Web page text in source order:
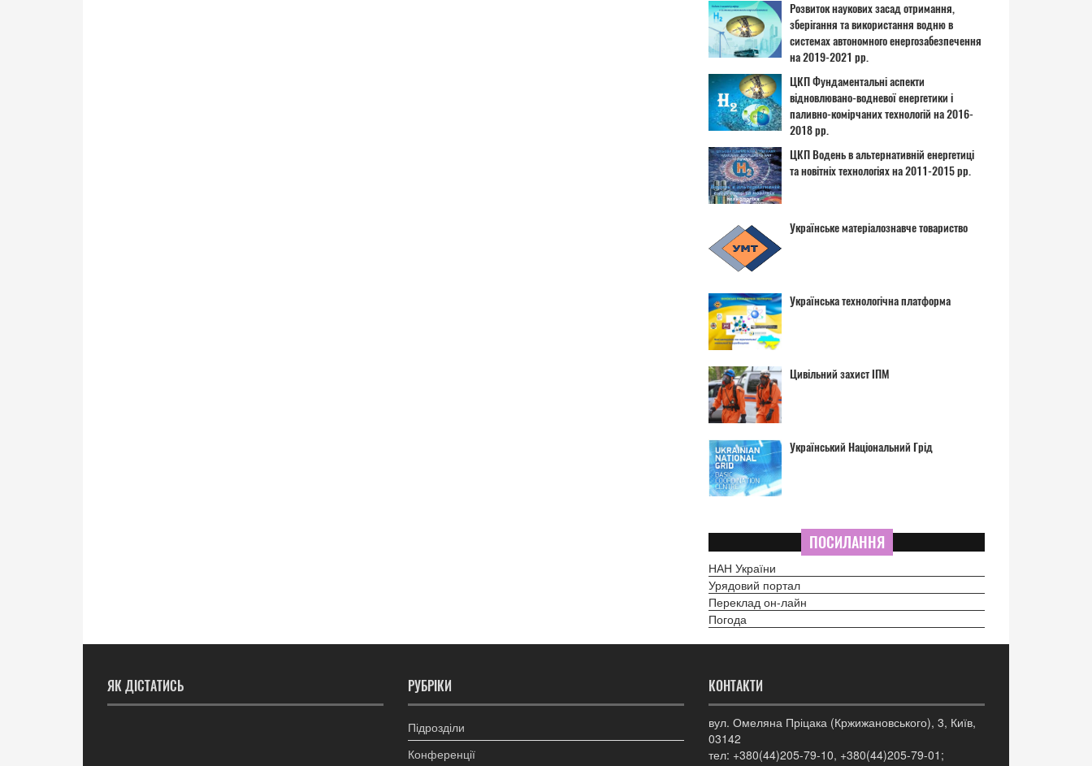
Розвиток наукових засад отримання,
зберігання та використання водню в
системах автономного енергозабезпечення
на 2019-2021 рр.
ЦКП Фундаментальні аспекти
відновлювано-водневої енергетики і
паливно-комірчаних технологій на 2016-
2018 рр.
ЦКП Водень в альтернативній енергетиці
та новітніх технологіях на 2011-2015 рр.
Українське матеріалознавче товариство
Українська технологічна платформа
Цивільний захист ІПМ
Український Національний Грід
ПОСИЛАННЯ
НАН України
Урядовий портал
Переклад он-лайн
Погода
ЯК ДІСТАТИСЬ РУБРІКИ
Підрозділи
Конференції
КОНТАКТИ
вул. Омеляна Пріцака (Кржижановського), 3, Київ,
03142
тел: +380(44)205-79-10, +380(44)205-79-01;